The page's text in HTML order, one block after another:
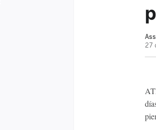
27